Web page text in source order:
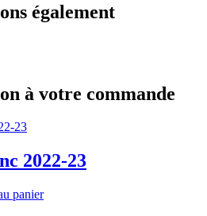
également
à votre commande
2022‑23
panier